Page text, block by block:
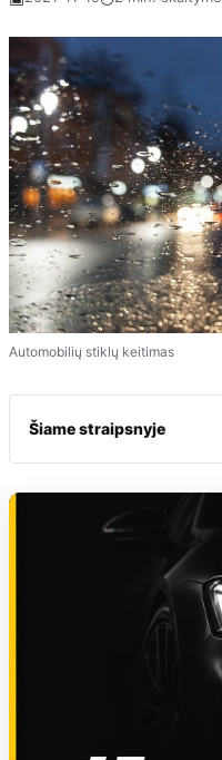
Automobilių stiklų keitimas
Šiame straipsnyje